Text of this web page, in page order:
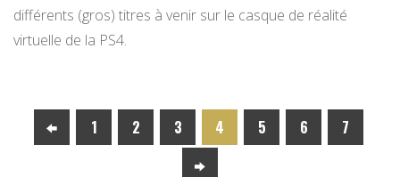
différents (gros) titres à venir sur le casque de réalité
virtuelle de la PS4.
1 2 3 4 5 6 7